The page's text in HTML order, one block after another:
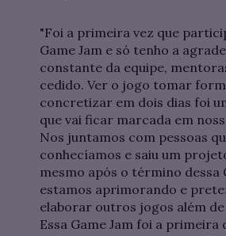
"Foi a primeira vez que
Game Jam e só tenho a
constante da equipe,
cedido. Ver o jogo tomar
concretizar em dois dias foi
que vai ficar marcada em
Nos juntamos com pessoas
conhecíamos e saiu um
mesmo após o término dessa
estamos aprimorando e
elaborar outros jogos além
Essa Game Jam foi a primeira